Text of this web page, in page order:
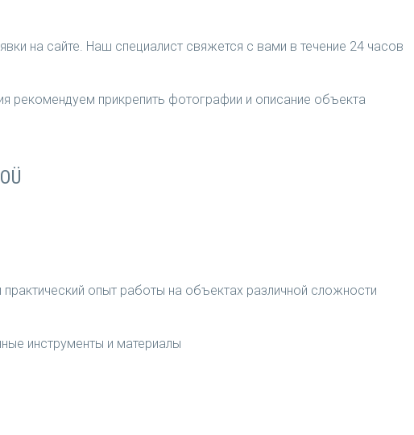
на сайте. Наш специалист свяжется с вами в течение 24 часов
рекомендуем прикрепить фотографии и описание объекта
опыт работы на объектах различной сложности
инструменты и материалы